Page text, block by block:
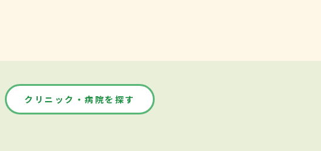
クリニック・病院を探す